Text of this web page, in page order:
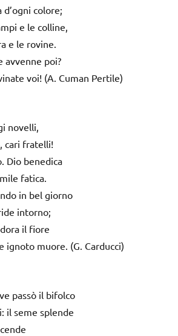
colore;
e le colline,
e le rovine.
avvenne poi?
voi! (A. Cuman Pertile)
novelli,
cari fratelli!
Dio benedica
fatica.
in bel giorno
intorno;
il fiore
ignoto muore. (G. Carducci)
passò il bifolco
il seme splende